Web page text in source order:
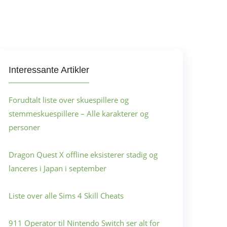
Interessante Artikler
Forudtalt liste over skuespillere og
stemmeskuespillere – Alle karakterer og
personer
Dragon Quest X offline eksisterer stadig og
lanceres i Japan i september
Liste over alle Sims 4 Skill Cheats
911 Operator til Nintendo Switch ser alt for